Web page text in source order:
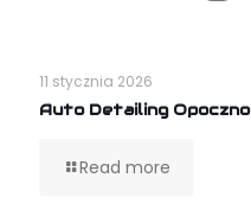
11 stycznia 2026
Auto Detailing Opoczno
Read more